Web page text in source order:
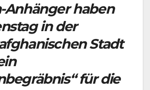
Anhänger haben
in der
Stadt
für die